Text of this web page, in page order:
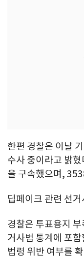
한편 경찰은 이날
수사 중이라고 밝
을 구속했으며,
딥페이크 관련 선
경찰은 투표용지
거사범 통계에 포
법령 위반 여부를